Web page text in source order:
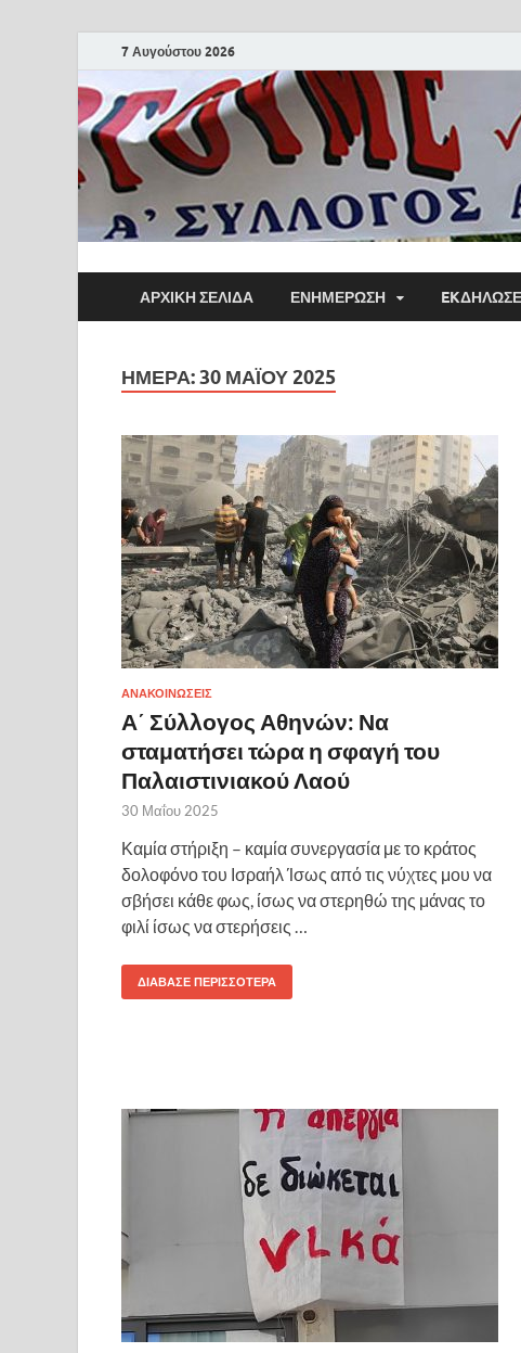
7 Αυγούστου 2026
ΑΡΧΙΚΗ ΣΕΛΙΔΑ ΕΝΗΜΕΡΩΣΗ
ΗΜΈΡΑ:30 ΜΑΪ́ΟΥ 2025
ΑΝΑΚΟΙΝΩΣΕΙΣ
Α΄ Σύλλογος Αθηνών: Να
σταματήσει τώρα η σφαγή του
Παλαιστινιακού Λαού
30 Μαΐου 2025
Καμία στήριξη – καμία συνεργασία με το κράτος
δολοφόνο του Ισραήλ Ίσως από τις νύχτες μου να
σβήσει κάθε φως, ίσως να στερηθώ της μάνας το
φιλί ίσως να στερήσεις …
ΔΙΆΒΑΣΕ ΠΕΡΙΣΣΌΤΕΡΑ